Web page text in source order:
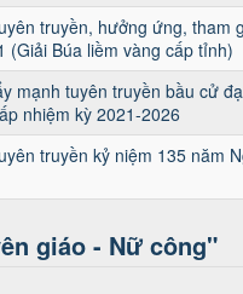
truyền, hưởng ứng, tham
Búa liềm vàng cấp tỉnh)
mạnh tuyên truyền bầu cử
nhiệm kỳ 2021-2026
truyền kỷ niệm 135 năm
giáo - Nữ công"